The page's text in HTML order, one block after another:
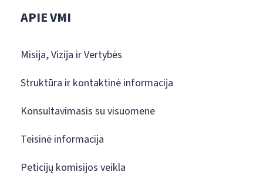
APIE VMI
Misija, Vizija ir Vertybės
Struktūra ir kontaktinė informacija
Konsultavimasis su visuomene
Teisinė informacija
Peticijų komisijos veikla